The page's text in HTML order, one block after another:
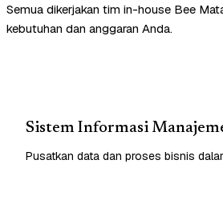
Semua dikerjakan tim in-house Bee
kebutuhan dan anggaran Anda.
Sistem Informasi
Pusatkan data dan proses bisnis